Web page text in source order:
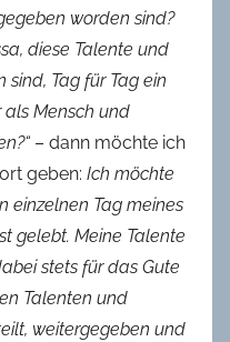
worden sind?
diese Talente und
Tag für Tag ein
Mensch und
– dann möchte ich
geben: Ich möchte
einzelnen Tag meines
gelebt. Meine Talente
stets für das Gute
Talenten und
weitergegeben und